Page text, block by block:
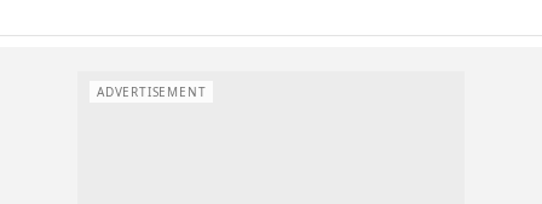
ADVERTISEMENT